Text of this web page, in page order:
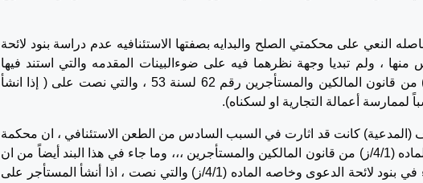
النعي على محكمتي الصلح والبدايه بصفتها الاستئنافيه عدم دراسة بنود لائحة
، ولم تبديا وجهة نظرهما فيه على ضوءالبينات المقدمه والتي استند فيها
المدعي لغرض الاخلاء إلى الماده (4/1/ز) من قانون المالكين والمستأجرين رقم 62 لسنة 53 ، والتي نصت على ( إذا انشأ
أعمالة التجارية او لسكناه).
(المدعية) كانت قد اثارت في السبب السادس من الطعن الاستئنافي ، ان محكمة
اول درجة لم تشر ولم تأخذ بما جاء في الماده (4/1/ز) من قانون المالكين والمستأجرين ،،، وما جاء في هذا البند أيضاً من ان
محكمة اول درجة لم تدرس جميع ما جاء في بنود لائحة الدعوى وخاصه الماده (4/1/ز) والتي نصت ، اذا أنشأ المستأجر على